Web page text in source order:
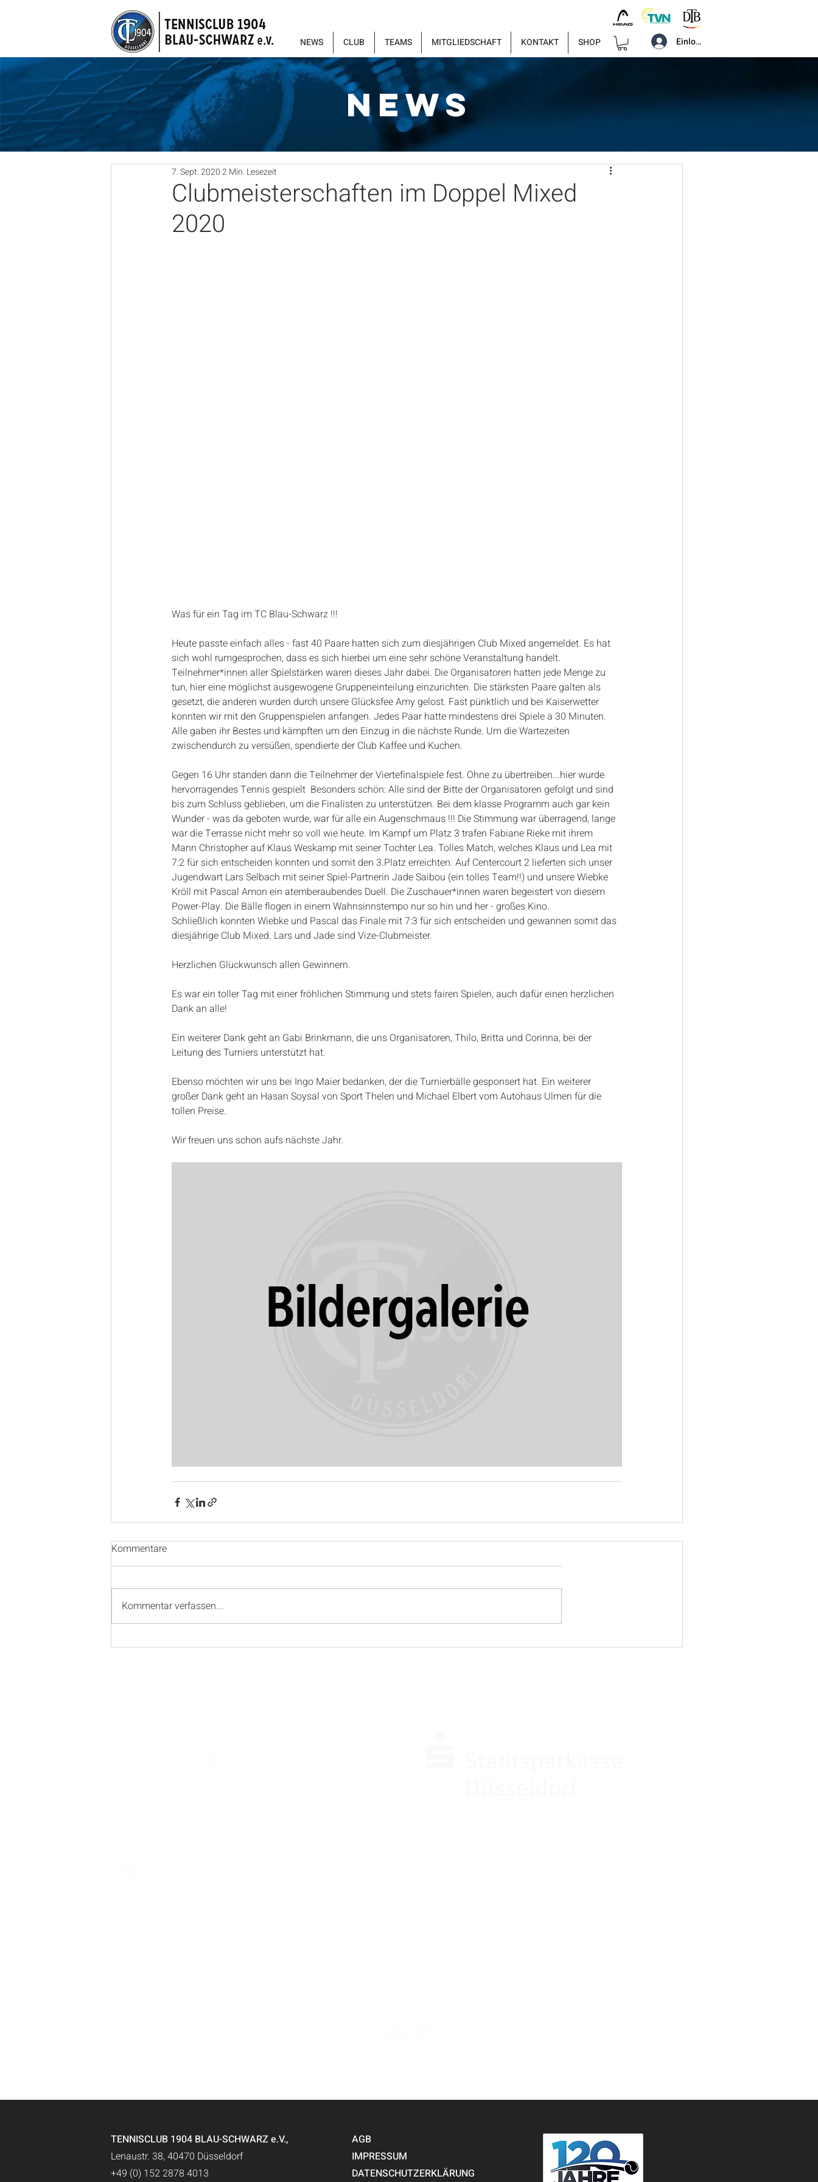
NEWS CLUB TEAMS MITGLIEDSCHAFT KONTAKT SHOP Einloggen
NEWS
Clubmeisterschaften im Doppel Mixed
2020
7. Sept. 20202 Min. Lesezeit
Was für ein Tag im TC Blau-Schwarz !!!
Heute passte einfach alles - fast 40 Paare hatten sich zum diesjährigen Club Mixed angemeldet. Es hat
sich wohl rumgesprochen, dass es sich hierbei um eine sehr schöne Veranstaltung handelt.
Teilnehmer*innen aller Spielstärken waren dieses Jahr dabei. Die Organisatoren hatten jede Menge zu
tun, hier eine möglichst ausgewogene Gruppeneinteilung einzurichten. Die stärksten Paare galten als
gesetzt, die anderen wurden durch unsere Glücksfee Amy gelost. Fast pünktlich und bei Kaiserwetter
konnten wir mit den Gruppenspielen anfangen. Jedes Paar hatte mindestens drei Spiele a 30 Minuten.
Alle gaben ihr Bestes und kämpften um den Einzug in die nächste Runde. Um die Wartezeiten
zwischendurch zu versüßen, spendierte der Club Kaffee und Kuchen.
Gegen 16 Uhr standen dann die Teilnehmer der Viertefinalspiele fest. Ohne zu übertreiben...hier wurde
hervorragendes Tennis gespielt  Besonders schön: Alle sind der Bitte der Organisatoren gefolgt und sind
bis zum Schluss geblieben, um die Finalisten zu unterstützen. Bei dem klasse Programm auch gar kein
Wunder - was da geboten wurde, war für alle ein Augenschmaus !!! Die Stimmung war überragend, lange
war die Terrasse nicht mehr so voll wie heute. Im Kampf um Platz 3 trafen Fabiane Rieke mit ihrem
Mann Christopher auf Klaus Weskamp mit seiner Tochter Lea. Tolles Match, welches Klaus und Lea mit
7:2 für sich entscheiden konnten und somit den 3.Platz erreichten. Auf Centercourt 2 lieferten sich unser
Jugendwart Lars Selbach mit seiner Spiel-Partnerin Jade Saibou (ein tolles Team!!) und unsere Wiebke
Kröll mit Pascal Amon ein atemberaubendes Duell. Die Zuschauer*innen waren begeistert von diesem
Power-Play. Die Bälle flogen in einem Wahnsinnstempo nur so hin und her - großes Kino.
Schließlich konnten Wiebke und Pascal das Finale mit 7:3 für sich entscheiden und gewannen somit das
diesjährige Club Mixed. Lars und Jade sind Vize-Clubmeister.
Herzlichen Glückwunsch allen Gewinnern.
Es war ein toller Tag mit einer fröhlichen Stimmung und stets fairen Spielen, auch dafür einen herzlichen
Dank an alle!
Ein weiterer Dank geht an Gabi Brinkmann, die uns Organisatoren, Thilo, Britta und Corinna, bei der
Leitung des Turniers unterstützt hat.
Ebenso möchten wir uns bei Ingo Maier bedanken, der die Turnierbälle gesponsert hat. Ein weiterer
großer Dank geht an Hasan Soysal von Sport Thelen und Michael Elbert vom Autohaus Ulmen für die
tollen Preise.
Wir freuen uns schon aufs nächste Jahr.
Kommentare
Kommentar verfassen...
TENNISCLUB 1904 BLAU-SCHWARZ e.V.,
Lenaustr. 38, 40470 Düsseldorf
+49 (0) 152 2878 4013
AGB
IMPRESSUM
DATENSCHUTZERKLÄRUNG